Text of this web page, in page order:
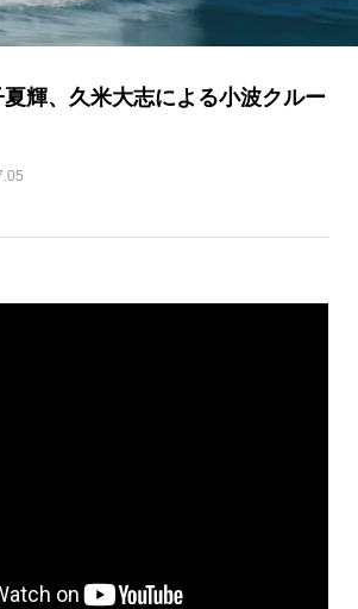
輝、久米大志による小波クルー